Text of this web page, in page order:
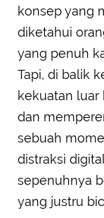
Fokus Penuh
Sama Lain
Menggali
yang
Menghargai
Tenang
Merayakan
konsep yang
diketahui
yang penuh
Tapi, di balik
kekuatan
dan
sebuah
distraksi
sepenuhnya
yang justru